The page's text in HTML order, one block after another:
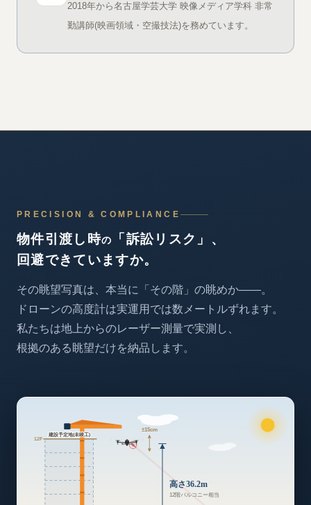
2018年から名古屋学芸大学 映像メディア学科 非常
勤講師(映画領域・空撮技法)を務めています。
PRECISION & COMPLIANCE
物件引渡し時の
「訴訟リスク」、
回避できていますか。
その眺望写真は、 本当に「その階」の眺めか——。
ドローンの高度計は実運用では数メートルずれます。
私たちは地上からのレーザー測量で実測し、
根拠のある眺望だけを納品します。
12F
建設予定地(未竣工)
高さ36.2m
12階バルコニー相当
±15cm